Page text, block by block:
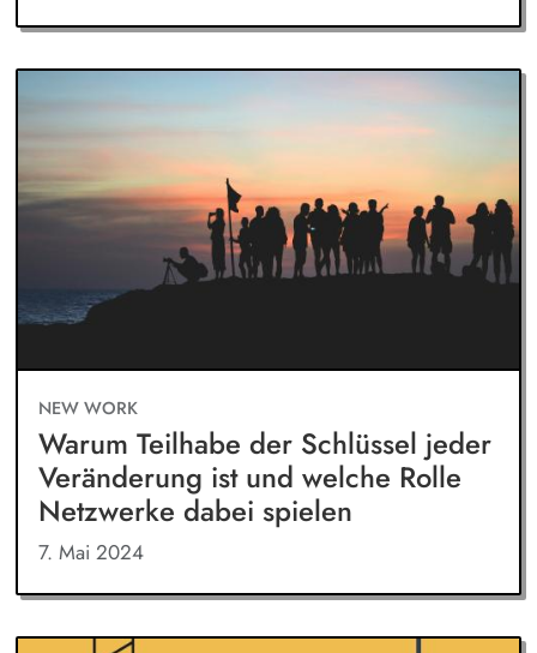
NEW WORK
Warum Teilhabe der Schlüssel jeder
Veränderung ist und welche Rolle
Netzwerke dabei spielen
7. Mai 2024